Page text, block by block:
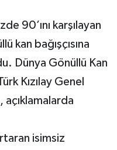
90’ını karşılayan
kan bağışçısına
Dünya Gönüllü Kan
Kızılay Genel
açıklamalarda
isimsiz